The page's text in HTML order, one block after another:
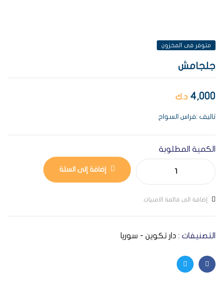
AVAILABILITY:
متوفر فى المخزون
جلجامش
4,000 د.ك
تاليف :فراس السواح
الكمية المطلوبة
إضافة إلى السلة
إضافة الى قائمة الامنيات
التصنيفات : دار تكوين - سوريا
Facebook
Twitter